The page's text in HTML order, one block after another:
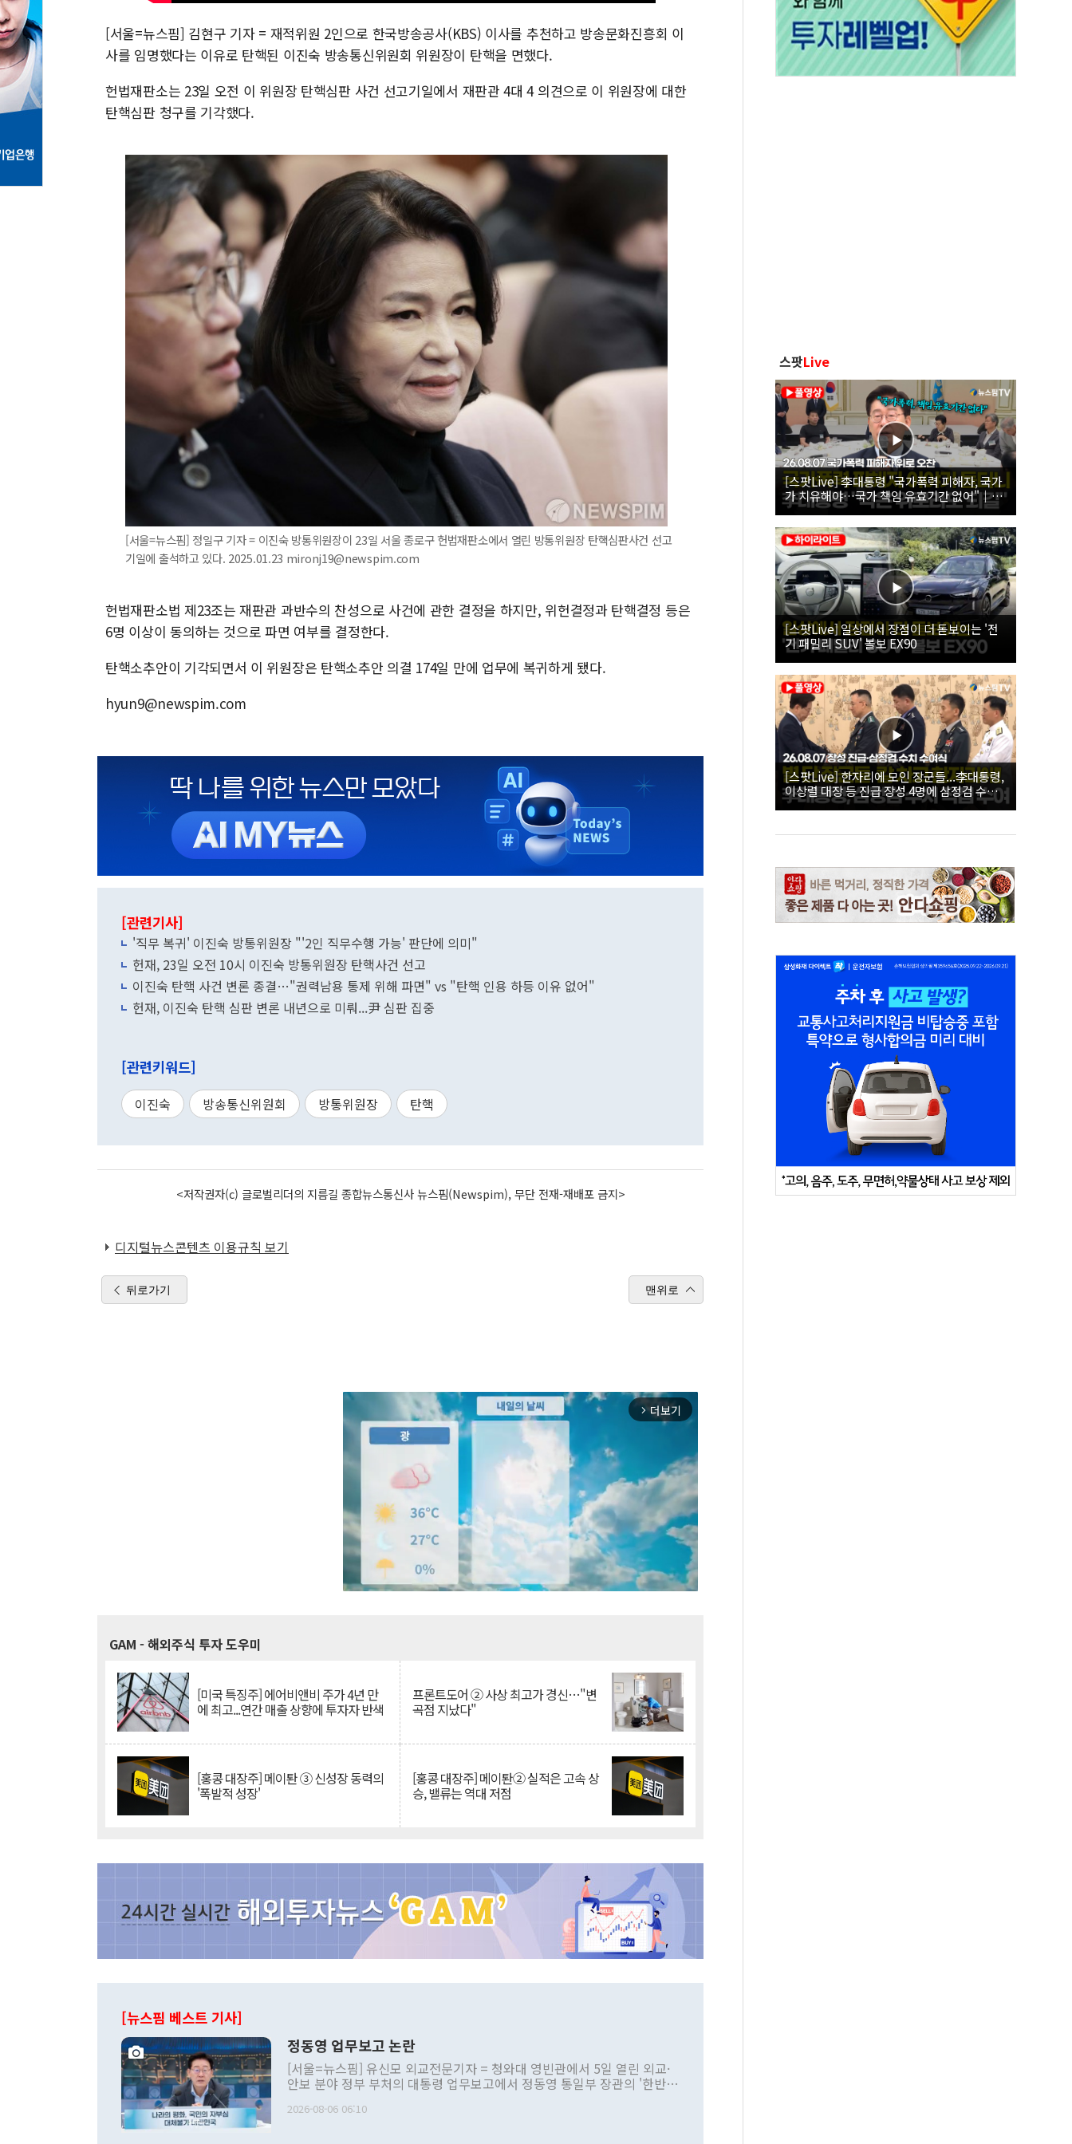
[서울=뉴스핌] 김현구 기자 = 재적위원 2인으로 한국방송공사(KBS) 이사를 추천하고 방송문화진흥회 이
사를 임명했다는 이유로 탄핵된 이진숙 방송통신위원회 위원장이 탄핵을 면했다.
헌법재판소는 23일 오전 이 위원장 탄핵심판 사건 선고기일에서 재판관 4대 4 의견으로 이 위원장에 대한
탄핵심판 청구를 기각했다.
[서울=뉴스핌] 정일구 기자 = 이진숙 방통위원장이 23일 서울 종로구 헌법재판소에서 열린 방통위원장 탄핵심판사건 선고
기일에 출석하고 있다. 2025.01.23 mironj19@newspim.com
헌법재판소법 제23조는 재판관 과반수의 찬성으로 사건에 관한 결정을 하지만, 위헌결정과 탄핵결정 등은
6명 이상이 동의하는 것으로 파면 여부를 결정한다.
탄핵소추안이 기각되면서 이 위원장은 탄핵소추안 의결 174일 만에 업무에 복귀하게 됐다.
hyun9@newspim.com
[관련기사]
'직무 복귀' 이진숙 방통위원장 "'2인 직무수행 가능' 판단에 의미"
헌재, 23일 오전 10시 이진숙 방통위원장 탄핵사건 선고
이진숙 탄핵 사건 변론 종결…"권력남용 통제 위해 파면" vs "탄핵 인용 하등 이유 없어"
헌재, 이진숙 탄핵 심판 변론 내년으로 미뤄...尹 심판 집중
[관련키워드]
이진숙 방송통신위원회 방통위원장 탄핵
<저작권자(c) 글로벌리더의 지름길 종합뉴스통신사 뉴스핌(Newspim), 무단 전재-재배포 금지>
디지털뉴스콘텐츠 이용규칙 보기
뒤로가기 맨위로
arrow_forward_ios 더보기
GAM - 해외주식 투자 도우미
[미국 특징주] 에어비앤비 주가 4년 만
에 최고...연간 매출 상향에 투자자 반색
프론트도어 ② 사상 최고가 경신…"변
곡점 지났다"
[홍콩 대장주] 메이퇀 ③ 신성장 동력의
'폭발적 성장'
[홍콩 대장주] 메이퇀② 실적은 고속 상
승, 밸류는 역대 저점
[뉴스핌 베스트 기사]
정동영 업무보고 논란
[서울=뉴스핌] 유신모 외교전문기자 = 청와대 영빈관에서 5일 열린 외교·
안보 분야 정부 부처의 대통령 업무보고에서 정동영 통일부 장관의 '한반도
발언 중에는 정부 내 조율을 거치지 않은 사안을 정책으로 추진하겠다고 공
2026-08-06 06:10
스팟Live
[스팟Live] 李대통령 "국가폭력 피해자, 국가
가 치유해야…국가 책임 유효기간 없어"｜
26.08.07 국가폭력 피해자 위로 오찬
[스팟Live] 일상에서 장점이 더 돋보이는 '전
기 패밀리 SUV' 볼보 EX90
[스팟Live] 한자리에 모인 장군들...李대통령,
이상렬 대장 등 진급 장성 4명에 삼정검 수치
직접 수여｜26.08.07 장성 진급·삼정검 수치